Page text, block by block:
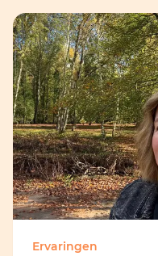
Ervaringen